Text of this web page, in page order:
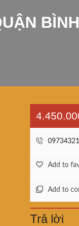
Add to
Add to
Trả lời